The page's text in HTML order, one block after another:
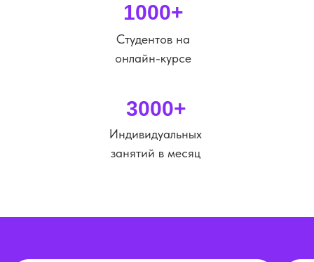
1000+
Студентов на
онлайн-курсе
3000+
Индивидуальных
занятий в месяц